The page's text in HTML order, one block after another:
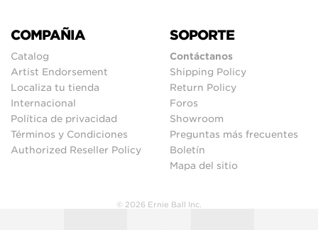
COMPAÑIA
Catalog
Artist Endorsement
Localiza tu tienda
Internacional
Política de privacidad
Términos y Condiciones
Authorized Reseller Policy
SOPORTE
Contáctanos
Shipping Policy
Return Policy
Foros
Showroom
Preguntas más frecuentes
Boletín
Mapa del sitio
© 2026 Ernie Ball Inc.